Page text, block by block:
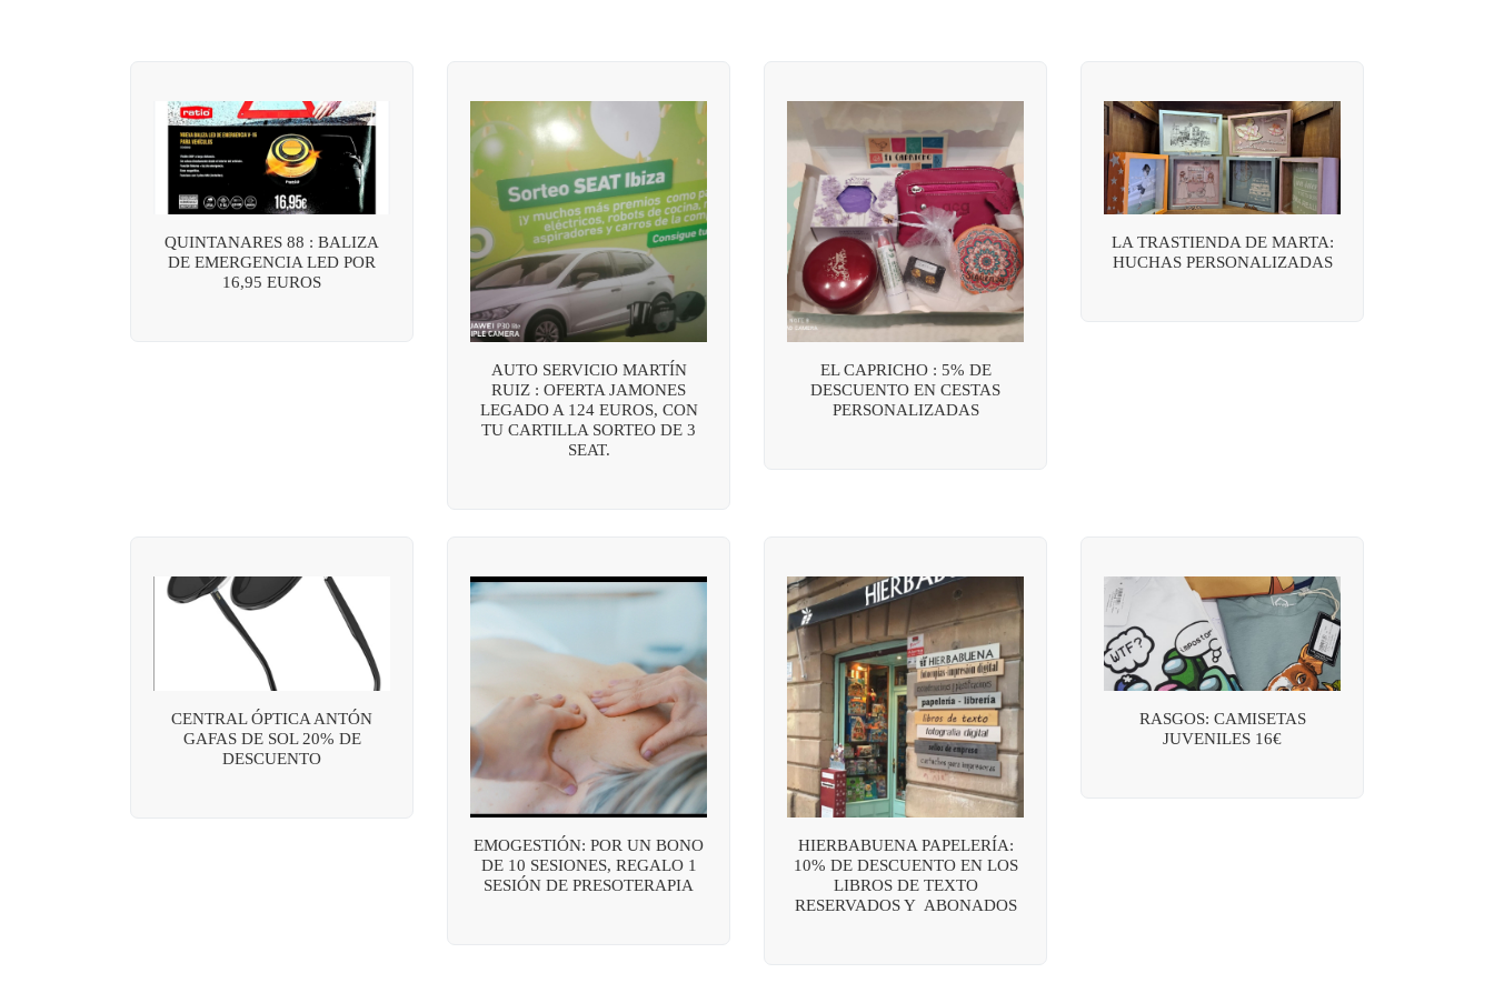
QUINTANARES 88 : BALIZA
DE EMERGENCIA LED POR
16,95 EUROS
AUTO SERVICIO MARTÍN
RUIZ : OFERTA JAMONES
LEGADO A 124 EUROS, CON
TU CARTILLA SORTEO DE 3
SEAT.
EL CAPRICHO : 5% DE
DESCUENTO EN CESTAS
PERSONALIZADAS
LA TRASTIENDA DE MARTA:
HUCHAS PERSONALIZADAS
CENTRAL ÓPTICA ANTÓN
GAFAS DE SOL 20% DE
DESCUENTO
EMOGESTIÓN: POR UN BONO
DE 10 SESIONES, REGALO 1
SESIÓN DE PRESOTERAPIA
HIERBABUENA PAPELERÍA:
10% DE DESCUENTO EN LOS
LIBROS DE TEXTO
RESERVADOS Y ABONADOS
RASGOS: CAMISETAS
JUVENILES 16€